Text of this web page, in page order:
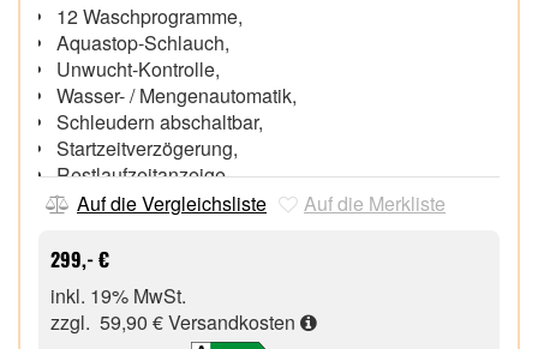
12 Waschprogramme,
Aquastop-Schlauch,
Unwucht-Kontrolle,
Wasser- / Mengenautomatik,
Schleudern abschaltbar,
Startzeitverzögerung,
Restlaufzeitanzeige,
Kindersicherung,
Auf die Vergleichsliste Auf die Merkliste
299,- €
inkl. 19% MwSt.
zzgl. 59,90 €Versandkosten